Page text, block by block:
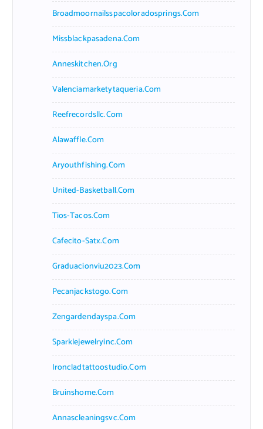
Broadmoornailsspacoloradosprings.com
Missblackpasadena.com
Anneskitchen.org
Valenciamarketytaqueria.com
Reefrecordsllc.com
Alawaffle.com
Aryouthfishing.com
United-Basketball.com
Tios-Tacos.com
Cafecito-Satx.com
Graduacionviu2023.com
Pecanjackstogo.com
Zengardendayspa.com
Sparklejewelryinc.com
Ironcladtattoostudio.com
Bruinshome.com
Annascleaningsvc.com